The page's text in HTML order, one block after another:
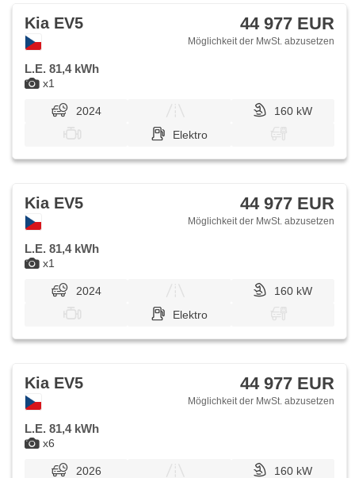
x1
Kia EV5 44 977 EUR
Möglichkeit der MwSt. abzusetzen
L.E. 81,4 kWh
2024
160 kW
Elektro
x1
Kia EV5 44 977 EUR
Möglichkeit der MwSt. abzusetzen
L.E. 81,4 kWh
2024
160 kW
Elektro
x6
Kia EV5 44 977 EUR
Möglichkeit der MwSt. abzusetzen
L.E. 81,4 kWh
2026
160 kW